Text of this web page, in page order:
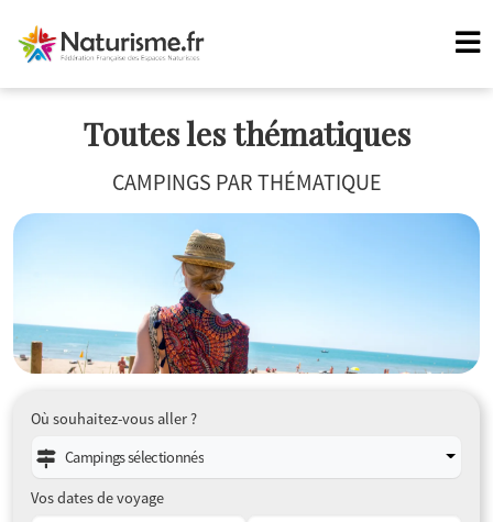
Toutes les thématiques
CAMPINGS PAR THÉMATIQUE
Où souhaitez-vous aller ?
Campings sélectionnés
Vos dates de voyage